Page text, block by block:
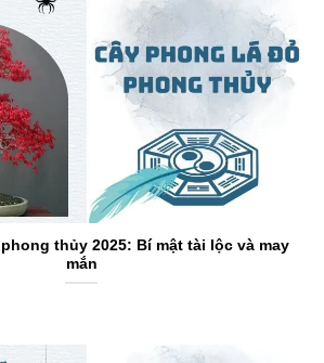
thủy 2025: Bí mật tài lộc và may
mắn